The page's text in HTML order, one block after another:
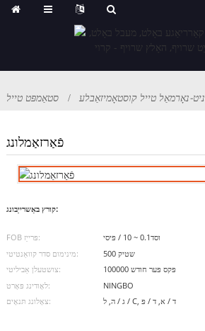
ניט-נאָרמאַל טייל קוסטאָמיזאַבלע סטאַמפּט טייל
פֿאַרזאַמלונג
קורץ באַשרייַבונג:
FOB פּרייַז:
וסד0.1 ~ 10 / פּיסי
מינימום סדר קוואַנטיטי:
500 שטיק
צושטעלן אַביליטי:
100000 פּקס פּער חודש
לאָודינג פּאָרט:
NINGBO
צאָלונג תּנאָים:
ג / ה, ל / C, ד / א, ד / פּ